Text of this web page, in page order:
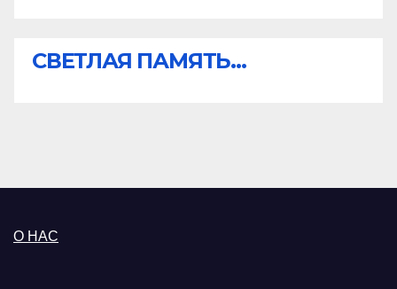
СВЕТЛАЯ ПАМЯТЬ...
О НАС